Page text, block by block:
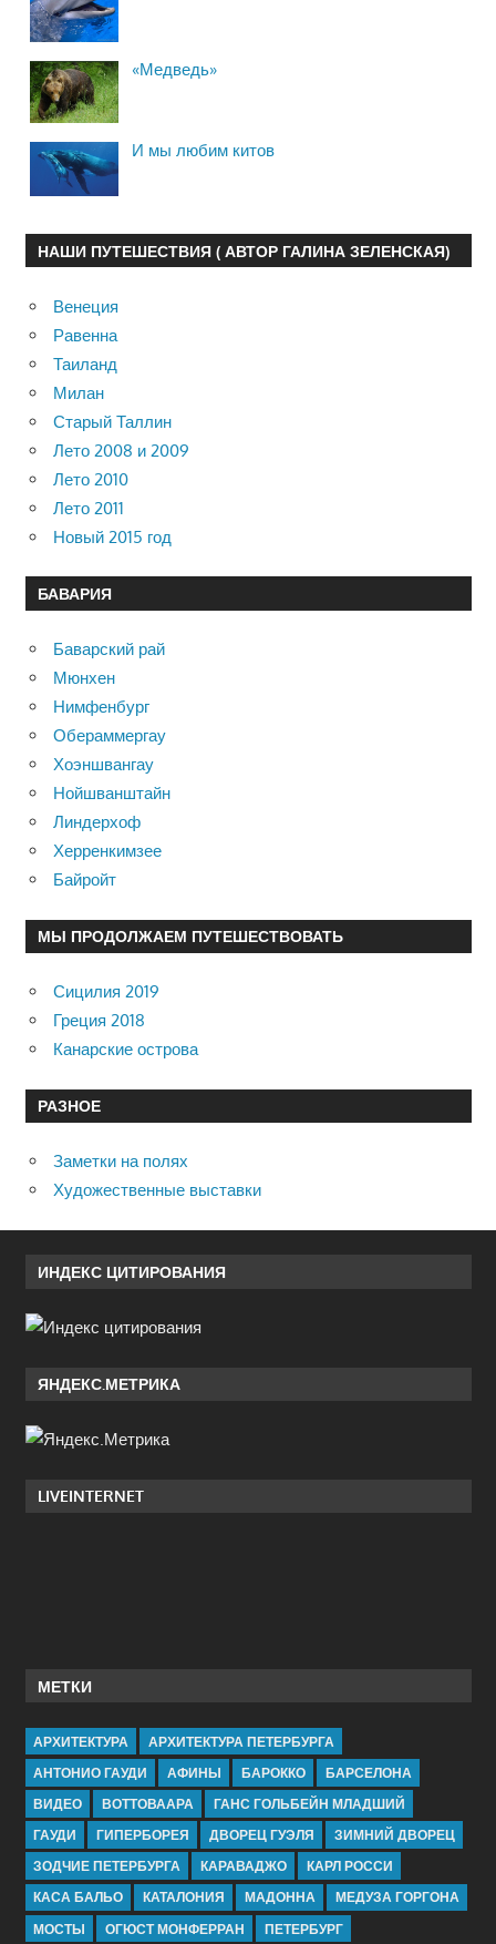
«Медведь»
И мы любим китов
НАШИ ПУТЕШЕСТВИЯ ( АВТОР ГАЛИНА ЗЕЛЕНСКАЯ)
Венеция
Равенна
Таиланд
Милан
Старый Таллин
Лето 2008 и 2009
Лето 2010
Лето 2011
Новый 2015 год
БАВАРИЯ
Баварский рай
Мюнхен
Нимфенбург
Обераммергау
Хоэншвангау
Нойшванштайн
Линдерхоф
Херренкимзее
Байройт
МЫ ПРОДОЛЖАЕМ ПУТЕШЕСТВОВАТЬ
Сицилия 2019
Греция 2018
Канарские острова
РАЗНОЕ
Заметки на полях
Художественные выставки
ИНДЕКС ЦИТИРОВАНИЯ
ЯНДЕКС.МЕТРИКА
LIVEINTERNET
МЕТКИ
АРХИТЕКТУРА
АРХИТЕКТУРА ПЕТЕРБУРГА
АНТОНИО ГАУДИ
АФИНЫ БАРОККО
БАРСЕЛОНА
ВИДЕО
ВОТТОВААРА
ГАНС ГОЛЬБЕЙН МЛАДШИЙ
ГАУДИ
ГИПЕРБОРЕЯ ДВОРЕЦ ГУЭЛЯ
ЗИМНИЙ ДВОРЕЦ
ЗОДЧИЕ ПЕТЕРБУРГА
КАРАВАДЖО
КАРЛ РОССИ
КАСА БАЛЬО
КАТАЛОНИЯ МАДОННА
МЕДУЗА ГОРГОНА
МОСТЫ
ОГЮСТ МОНФЕРРАН ПЕТЕРБУРГ